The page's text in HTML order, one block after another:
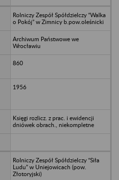
Rolniczy Zespół Spółdzielczy “Walka
o Pokój” w Zimnicy b.pow.oleśnicki
Archiwum Państwowe we
Wrocławiu
860
1956
Księgi rozlicz. z prac. i ewidencji
dniówek obrach., niekompletne
Rolniczy Zespół Spółdzielczy “Siła
Ludu” w Uniejowicach (pow.
Złotoryjski)